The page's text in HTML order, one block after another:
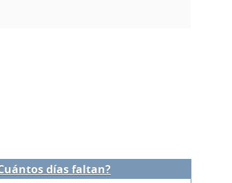
días faltan?